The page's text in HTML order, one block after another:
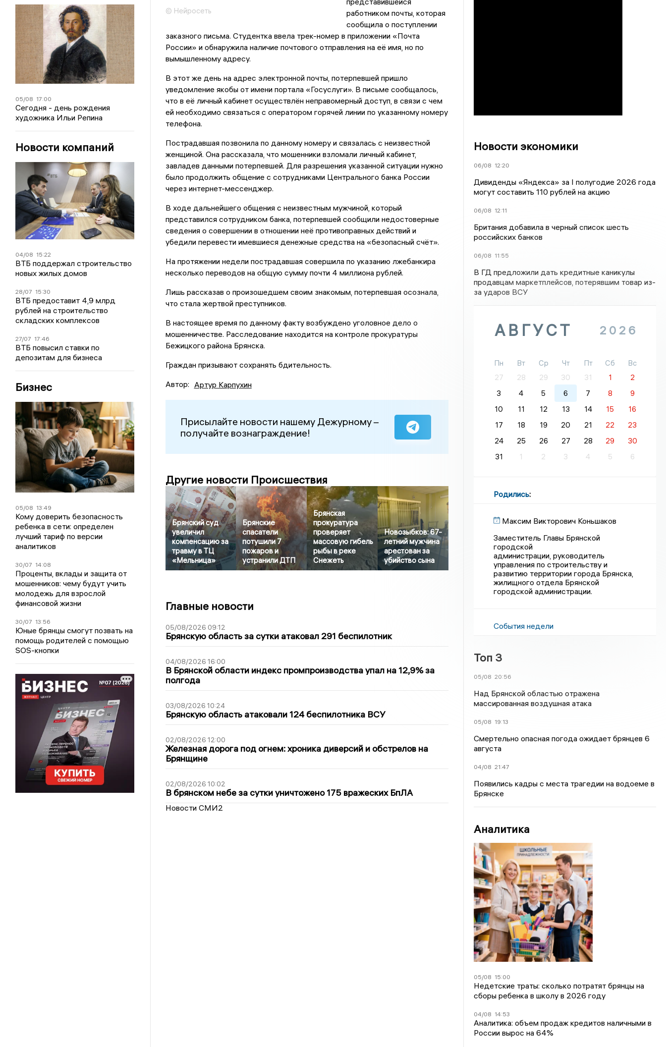
05/08 17:00
Сегодня - день рождения
художника Ильи Репина
Новости компаний
04/08 15:22
ВТБ поддержал строительство
новых жилых домов
28/07 15:30
ВТБ предоставит 4,9 млрд
рублей на строительство
складских комплексов
27/07 17:46
ВТБ повысил ставки по
депозитам для бизнеса
Бизнес
05/08 13:49
Кому доверить безопасность
ребенка в сети: определен
лучший тариф по версии
аналитиков
30/07 14:08
Проценты, вклады и защита от
мошенников: чему будут учить
молодежь для взрослой
финансовой жизни
30/07 13:56
Юные брянцы смогут позвать на
помощь родителей с помощью
SOS-кнопки
© Нейросеть
работником почты, которая
сообщила о поступлении
заказного письма. Студентка ввела трек-номер в приложении «Почта
России» и обнаружила наличие почтового отправления на её имя, но по
вымышленному адресу.
В этот же день на адрес электронной почты, потерпевшей пришло
уведомление якобы от имени портала «Госуслуги». В письме сообщалось,
что в её личный кабинет осуществлён неправомерный доступ, в связи с чем
ей необходимо связаться с оператором горячей линии по указанному номеру
телефона.
Пострадавшая позвонила по данному номеру и связалась с неизвестной
женщиной. Она рассказала, что мошенники взломали личный кабинет,
завладев данными потерпевшей. Для разрешения указанной ситуации нужно
было продолжить общение с сотрудниками Центрального банка России
через интернет-мессенджер.
В ходе дальнейшего общения с неизвестным мужчиной, который
представился сотрудником банка, потерпевшей сообщили недостоверные
сведения о совершении в отношении неё противоправных действий и
убедили перевести имевшиеся денежные средства на «безопасный счёт».
На протяжении недели пострадавшая совершила по указанию лжебанкира
несколько переводов на общую сумму почти 4 миллиона рублей.
Лишь рассказав о произошедшем своим знакомым, потерпевшая осознала,
что стала жертвой преступников.
В настоящее время по данному факту возбуждено уголовное дело о
мошенничестве. Расследование находится на контроле прокуратуры
Бежицкого района Брянска.
Граждан призывают сохранять бдительность.
Автор: Артур Карпухин
Присылайте новости нашему Дежурному –
получайте вознаграждение!
Другие новости Происшествия
Брянский суд
увеличил
компенсацию за
травму в ТЦ
«Мельница»
Брянские
спасатели
потушили 7
пожаров и
устранили ДТП
Брянская
прокуратура
проверяет
массовую гибель
рыбы в реке
Снежеть
Новозыбков: 67-
летний мужчина
арестован за
убийство сына
Главные новости
05/08/2026 09:12
Брянскую область за сутки атаковал 291 беспилотник
04/08/2026 16:00
В Брянской области индекс промпроизводства упал на 12,9% за
полгода
03/08/2026 10:24
Брянскую область атаковали 124 беспилотника ВСУ
02/08/2026 12:00
Железная дорога под огнем: хроника диверсий и обстрелов на
Брянщине
02/08/2026 10:02
В брянском небе за сутки уничтожено 175 вражеских БпЛА
Новости СМИ2
Новости экономики
06/08 12:20
Дивиденды «Яндекса» за I полугодие 2026 года
могут составить 110 рублей на акцию
06/08 12:11
Британия добавила в черный список шесть
российских банков
06/08 11:55
В ГД предложили дать кредитные каникулы
продавцам маркетплейсов, потерявшим товар из-
за ударов ВСУ
АВГУСТ 2026
Пн Вт Ср Чт Пт Сб
Вс
27
28 29 30 31 1
2
3
4 5 6 7 8
9
10
11 12 13 14 15
16
17
18 19 20 21 22
23
24
25 26 27 28 29
30
31
1 2 3 4 5 6
Родились:
Максим Викторович Коньшаков
Заместитель Главы Брянской
городской
администрации, руководитель
управления по строительству и
развитию территории города Брянска,
жилищного отдела Брянской
городской администрации.
События недели
Топ 3
05/08 20:56
Над Брянской областью отражена
массированная воздушная атака
05/08 19:13
Смертельно опасная погода ожидает брянцев 6
августа
04/08 21:47
Появились кадры с места трагедии на водоеме в
Брянске
Аналитика
05/08 15:00
Недетские траты: сколько потратят брянцы на
сборы ребенка в школу в 2026 году
04/08 14:53
Аналитика: объем продаж кредитов наличными в
России вырос на 64%